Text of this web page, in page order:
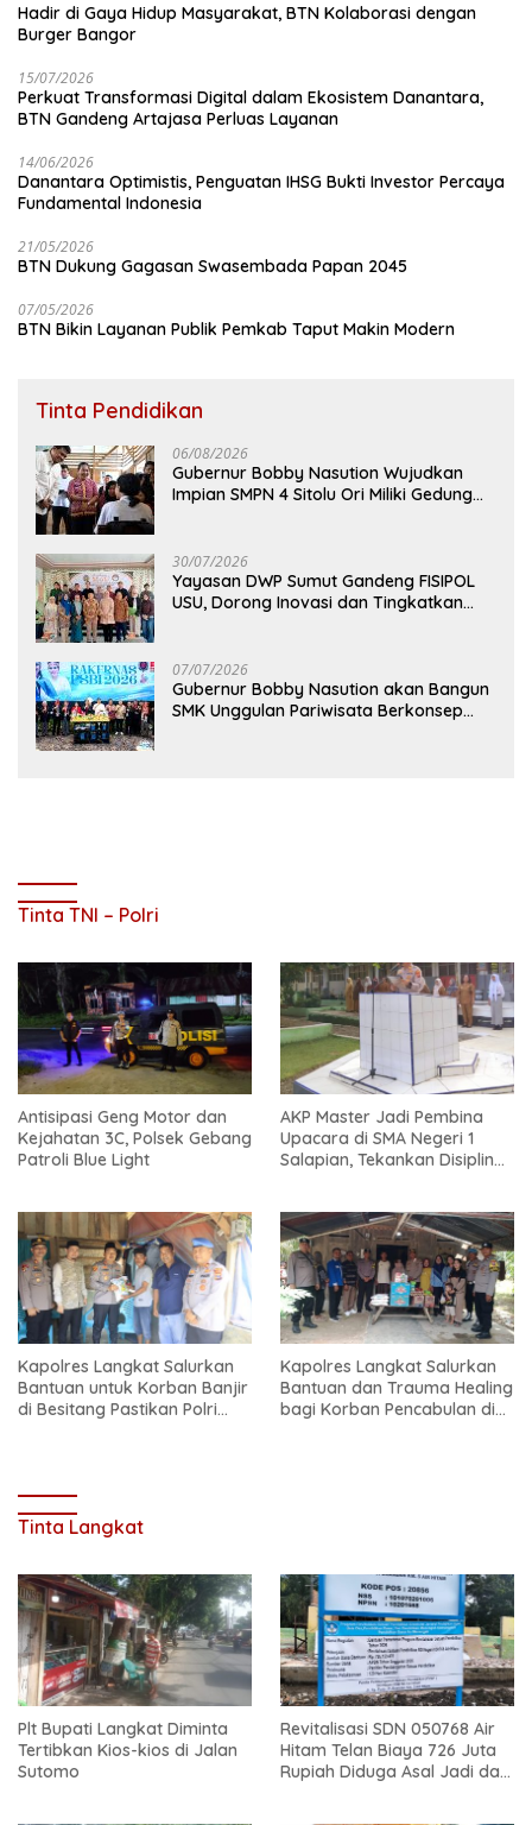
Hadir di Gaya Hidup Masyarakat, BTN Kolaborasi dengan
Burger Bangor
15/07/2026
Perkuat Transformasi Digital dalam Ekosistem Danantara,
BTN Gandeng Artajasa Perluas Layanan
14/06/2026
Danantara Optimistis, Penguatan IHSG Bukti Investor Percaya
Fundamental Indonesia
21/05/2026
BTN Dukung Gagasan Swasembada Papan 2045
07/05/2026
BTN Bikin Layanan Publik Pemkab Taput Makin Modern
Tinta Pendidikan
06/08/2026
Gubernur Bobby Nasution Wujudkan
Impian SMPN 4 Sitolu Ori Miliki Gedung
30/07/2026
Yayasan DWP Sumut Gandeng FISIPOL
USU, Dorong Inovasi dan Tingkatkan
07/07/2026
Gubernur Bobby Nasution akan Bangun
SMK Unggulan Pariwisata Berkonsep
Tinta TNI – Polri
Antisipasi Geng Motor dan
Kejahatan 3C, Polsek Gebang
Patroli Blue Light
AKP Master Jadi Pembina
Upacara di SMA Negeri 1
Salapian, Tekankan Disiplin
Kapolres Langkat Salurkan
Bantuan untuk Korban Banjir
di Besitang Pastikan Polri
Kapolres Langkat Salurkan
Bantuan dan Trauma Healing
bagi Korban Pencabulan di
Tinta Langkat
Plt Bupati Langkat Diminta
Tertibkan Kios-kios di Jalan
Sutomo
Revitalisasi SDN 050768 Air
Hitam Telan Biaya 726 Juta
Rupiah Diduga Asal Jadi dan